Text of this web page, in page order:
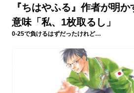
『ちはやふる』作者が明
意味「私、1枚取るし」
0-25で負けるはずだったけれど…